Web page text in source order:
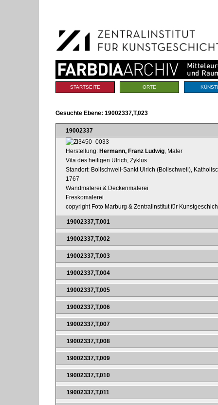
Navigation
Sektionen
STARTSEITE ORTE
Gesuchte Ebene: 19002337,T,023
19002337
Herstellung: Hermann, Franz Ludwig , Maler
Vita des heiligen Ulrich, Zyklus
Standort: Bollschweil-Sankt Ulrich (Bollschweil),
1767
Wandmalerei & Deckenmalerei
Freskomalerei
copyright Foto Marburg & Zentralinstitut für
19002337,T,001
19002337,T,002
19002337,T,003
19002337,T,004
19002337,T,005
19002337,T,006
19002337,T,007
19002337,T,008
19002337,T,009
19002337,T,010
19002337,T,011